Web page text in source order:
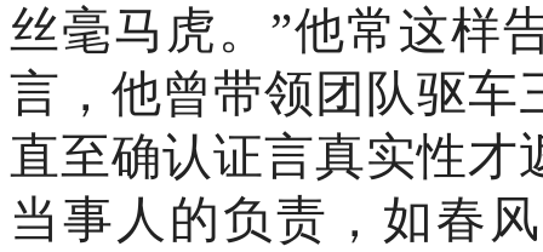
丝毫马虎。”他常这样
言，他曾带领团队驱车
直至确认证言真实性才
当事人的负责，如春